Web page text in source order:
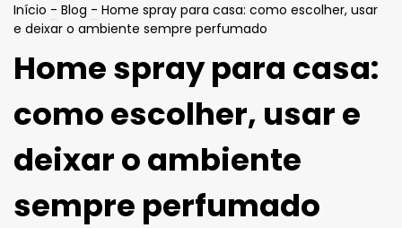
Início - Blog - Home spray para casa: como escolher, usar
e deixar o ambiente sempre perfumado
Home spray para casa:
como escolher, usar e
deixar o ambiente
sempre perfumado